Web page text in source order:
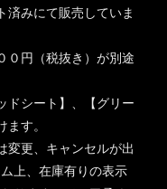
済みにて販売していま
０円（税抜き）が別途
ドシート】、【グリー
す。
変更、キャンセルが出
上、在庫有りの表示